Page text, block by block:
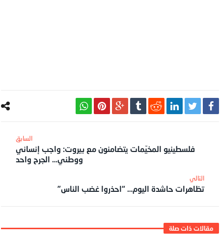
فلسطينيو المخيّمات يتضامنون مع بيروت: واجب إنساني
ووطني… الجرح واحد
‎التالي
تظاهرات حاشدة اليوم… “احذروا غضب الناس”